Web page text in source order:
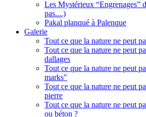
Les Mystérieux “Engrenages”
pas....)
Pakal planqué à Palenque
Galerie
Tout ce que la nature ne peut
Tout ce que la nature ne peut
dallages
Tout ce que la nature ne peut
marks"
Tout ce que la nature ne peut
pierre
Tout ce que la nature ne peut
ou béton ?